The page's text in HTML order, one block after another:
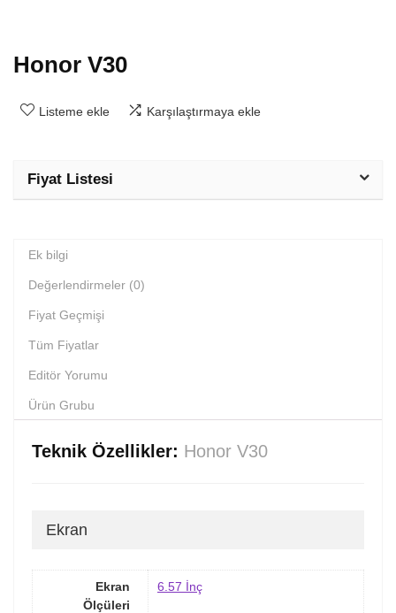
Honor V30
Listeme ekle Karşılaştırmaya ekle
Fiyat Listesi
Ek bilgi
Değerlendirmeler (0)
Fiyat Geçmişi
Tüm Fiyatlar
Editör Yorumu
Ürün Grubu
Teknik Özellikler: Honor V30
Ekran
Ekran
Ölçüleri
6.57 İnç